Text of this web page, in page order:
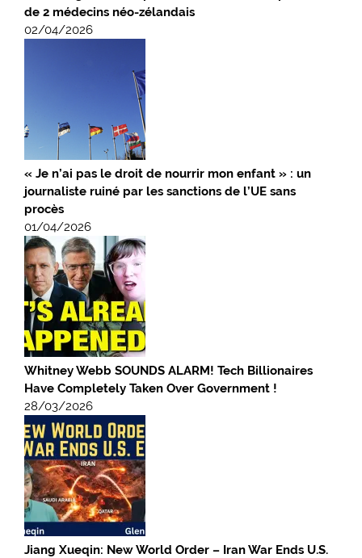
de 2 médecins néo-zélandais
02/04/2026
« Je n’ai pas le droit de nourrir mon enfant » : un
journaliste ruiné par les sanctions de l’UE sans
procès
01/04/2026
Whitney Webb SOUNDS ALARM! Tech Billionaires
Have Completely Taken Over Government !
28/03/2026
Jiang Xueqin: New World Order – Iran War Ends U.S.